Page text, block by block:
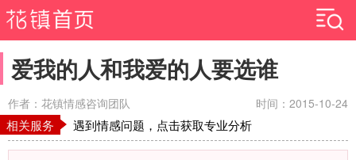
爱我的人和我爱的人要选谁
作者：花镇情感咨询团队 时间：2015-10-24
相关服务 遇到情感问题，点击获取专业分析